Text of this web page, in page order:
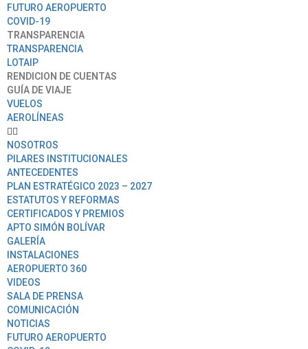
FUTURO AEROPUERTO
COVID-19
TRANSPARENCIA
TRANSPARENCIA
LOTAIP
RENDICION DE CUENTAS
GUÍA DE VIAJE
VUELOS
AEROLÍNEAS
NOSOTROS
PILARES INSTITUCIONALES
ANTECEDENTES
PLAN ESTRATÉGICO 2023 – 2027
ESTATUTOS Y REFORMAS
CERTIFICADOS Y PREMIOS
APTO SIMÓN BOLÍVAR
GALERÍA
INSTALACIONES
AEROPUERTO 360
VIDEOS
SALA DE PRENSA
COMUNICACIÓN
NOTICIAS
FUTURO AEROPUERTO